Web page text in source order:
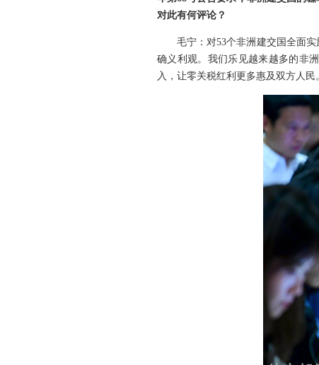
对此有何评论？
毛宁：对53个非洲建交国全面
确义利观。我们乐见越来越多的非
入，让零关税红利更多惠及双方人民